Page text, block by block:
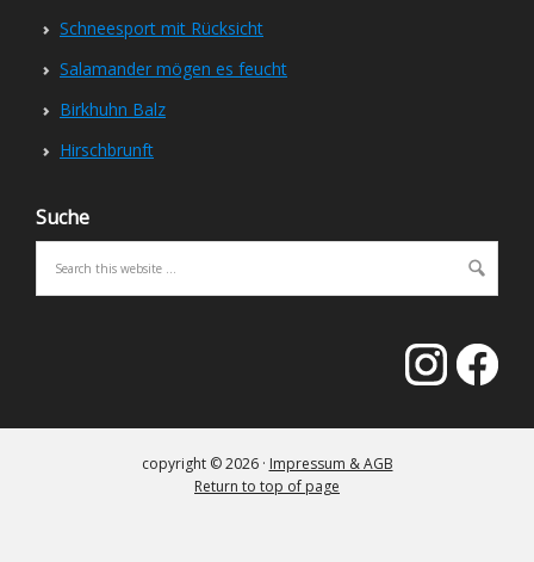
Schneesport mit Rücksicht
Salamander mögen es feucht
Birkhuhn Balz
Hirschbrunft
Suche
copyright © 2026 · Impressum & AGB
Return to top of page